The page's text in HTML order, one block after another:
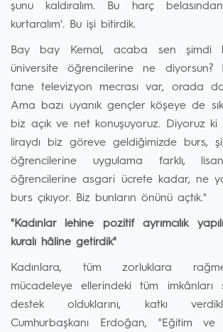
şunu kaldıralım. Bu harç
kurtaralım'. Bu işi bitirdik.
Bay bay Kemal, acaba sen şimdi
üniversite öğrencilerine ne
tane televizyon mecrası var, orada
Ama bazı uyanık gençler köşeye de
biz açık ve net konuşuyoruz. Diyoruz ki
liraydı biz göreve geldiğimizde burs,
öğrencilerine uygulama farklı,
öğrencilerine asgari ücrete kadar, ne
burs çıkıyor. Biz bunların önünü açtık."
"Kadınlar lehine pozitif ayrımcılık
kuralı hâline getirdik"
Kadınlara, tüm zorluklara
mücadeleye ellerindeki tüm imkânları
destek olduklarını, katkı
Cumhurbaşkanı Erdoğan, "Eğitim ve